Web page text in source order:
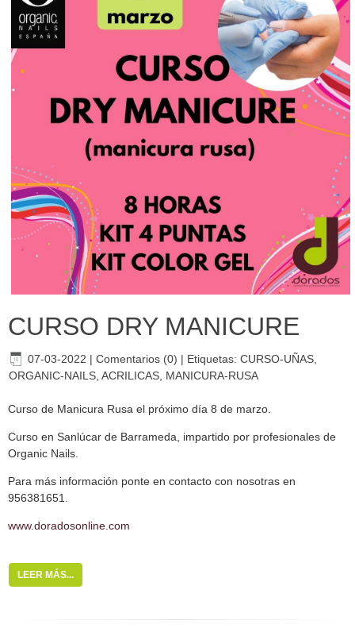
CURSO DRY MANICURE
07-03-2022 | Comentarios (0) | Etiquetas: CURSO-UÑAS,
ORGANIC-NAILS, ACRILICAS, MANICURA-RUSA
Curso de Manicura Rusa el próximo día 8 de marzo.
Curso en Sanlúcar de Barrameda, impartido por profesionales de
Organic Nails.
Para más información ponte en contacto con nosotras en
956381651.
www.doradosonline.com
LEER MÁS...